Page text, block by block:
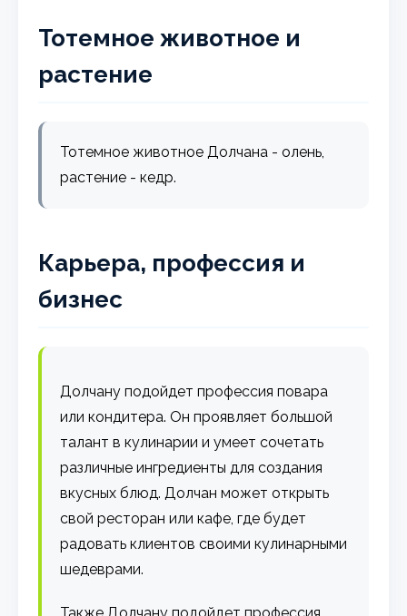
Тотемное животное и
растение
Тотемное животное Долчана - олень,
растение - кедр.
Карьера, профессия и
бизнес
Долчану подойдет профессия повара
или кондитера. Он проявляет большой
талант в кулинарии и умеет сочетать
различные ингредиенты для создания
вкусных блюд. Долчан может открыть
свой ресторан или кафе, где будет
радовать клиентов своими кулинарными
шедеврами.